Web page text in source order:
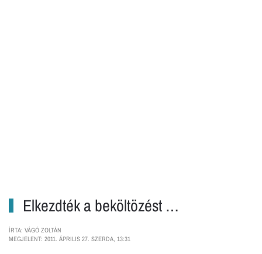
Elkezdték a beköltözést …
ÍRTA: VÁGÓ ZOLTÁN
MEGJELENT: 2011. ÁPRILIS 27. SZERDA, 13:31